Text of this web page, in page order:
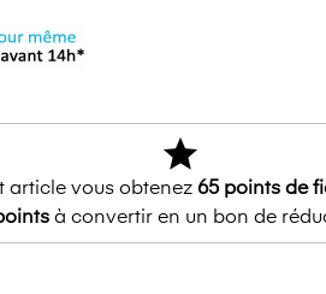
star
article vous obtenez 65points de
à convertir en un bon de